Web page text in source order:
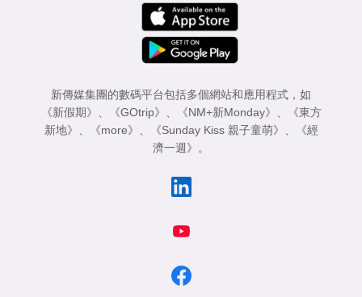
新傳媒集團的數碼平台包括多個網站和應用程式，如
《新假期》 、 《GOtrip》 、 《NM+新Monday》 、
《東方
新地》 、 《more》 、 《Sunday Kiss 親子童萌》 、
《經
濟一週》 。